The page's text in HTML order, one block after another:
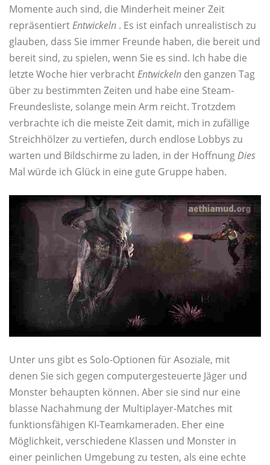
Momente auch sind, die Minderheit meiner Zeit
repräsentiertEntwickeln . Es ist einfach unrealistisch zu
glauben, dass Sie immer Freunde haben, die bereit und
bereit sind, zu spielen, wenn Sie es sind. Ich habe die
letzte Woche hier verbrachtEntwickeln den ganzen Tag
über zu bestimmten Zeiten und habe eine Steam-
Freundesliste, solange mein Arm reicht. Trotzdem
verbrachte ich die meiste Zeit damit, mich in zufällige
Streichhölzer zu vertiefen, durch endlose Lobbys zu
warten und Bildschirme zu laden, in der HoffnungDies
Mal würde ich Glück in eine gute Gruppe haben.
Unter uns gibt es Solo-Optionen für Asoziale, mit
denen Sie sich gegen computergesteuerte Jäger und
Monster behaupten können. Aber sie sind nur eine
blasse Nachahmung der Multiplayer-Matches mit
funktionsfähigen KI-Teamkameraden. Eher eine
Möglichkeit, verschiedene Klassen und Monster in
einer peinlichen Umgebung zu testen, als eine echte